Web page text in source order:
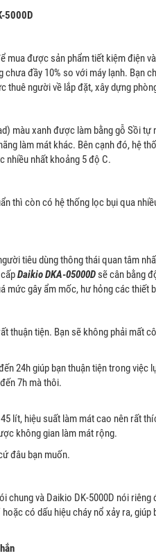
5000D
được sản phẩm tiết kiệm điện
đầy 10% so với máy lạnh. Bạn
người về lắp đặt, xây dựng
màu xanh được làm bằng gỗ Sồi
làm mát khác. Bên cạnh đó, hệ
nhiều nhất khoảng 5 độ C.
thì còn có hệ thống lọc bụi qua
tiêu dùng thông thái quan tâm
Daikio DKA-05000D sẽ cân bằng
mức gây ẩm mốc, hư hỏng các thiết
thuận tiện. Bạn sẽ không phải mất
24h giúp bạn thuận tiện trong
7h mà thôi.
lít, hiệu suất làm mát cao nên rất
không gian làm mát rộng.
đâu bạn muốn.
chung và Daikio DK-5000D nói
có dấu hiệu cháy nổ xảy ra,